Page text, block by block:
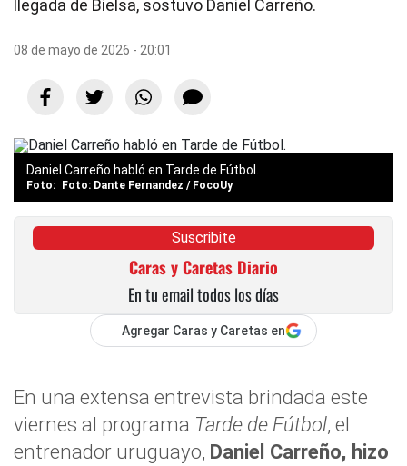
llegada de Bielsa, sostuvo Daniel Carreño.
08 de mayo de 2026 - 20:01
Daniel Carreño habló en Tarde de Fútbol.
Foto: Dante Fernandez / FocoUy
Suscribite
Caras y Caretas Diario
En tu email todos los días
Agregar Caras y Caretas en
En una extensa entrevista brindada este
viernes al programa Tarde de Fútbol, el
entrenador uruguayo, Daniel Carreño, hizo